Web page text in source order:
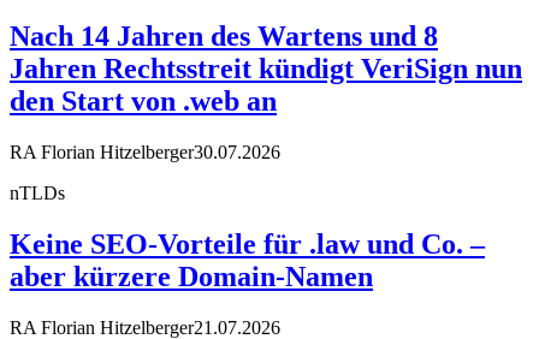
Nach 14 Jahren des Wartens und 8
Jahren Rechtsstreit kündigt VeriSign nun
den Start von .web an
RA Florian Hitzelberger30.07.2026
nTLDs
Keine SEO-Vorteile für .law und Co. –
aber kürzere Domain-Namen
RA Florian Hitzelberger21.07.2026